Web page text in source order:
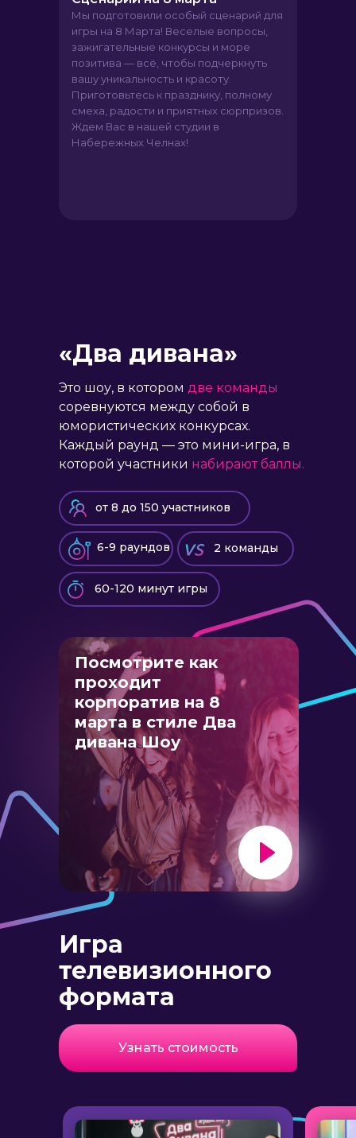
Мы подготовили особый сценарий для
игры на 8 Марта! Веселые вопросы,
зажигательные конкурсы и море
позитива — всё, чтобы подчеркнуть
вашу уникальность и красоту.
Приготовьтесь к празднику, полному
смеха, радости и приятных сюрпризов.
Ждем Вас в нашей студии в
Набережных Челнах!
«Два дивана»
Это шоу, в котором две команды
соревнуются между собой в
юмористических конкурсах.
Каждый раунд — это мини-игра, в
которой участники набирают баллы.
от 8 до 150 участников
Посмотрите как
проходит
корпоратив на 8
марта в стиле Два
дивана Шоу
6-9 раундов 2 команды
60-120 минут игры
Игра
телевизионного
формата
Узнать стоимость
Уже хочу и заказываю
МОЖЕТЕ ВЫБРАТЬ ЛЮБОЙ
...ИЛИ МЫ СОЗДАДИМ
ПРОГРАММУ ДЛЯ ВАС
ИНДИВИДУАЛЬНО